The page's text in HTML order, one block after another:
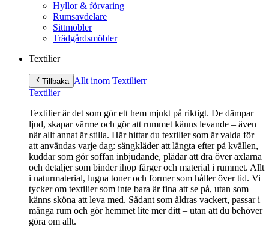
Hyllor & förvaring
Rumsavdelare
Sittmöbler
Trädgårdsmöbler
Textilier
Tillbaka Allt inom Textilierr
Textilier
Textilier är det som gör ett hem mjukt på riktigt. De dämpar
ljud, skapar värme och gör att rummet känns levande – även
när allt annat är stilla. Här hittar du textilier som är valda för
att användas varje dag: sängkläder att längta efter på kvällen,
kuddar som gör soffan inbjudande, plädar att dra över axlarna
och detaljer som binder ihop färger och material i rummet. Allt
i naturmaterial, lugna toner och former som håller över tid. Vi
tycker om textilier som inte bara är fina att se på, utan som
känns sköna att leva med. Sådant som åldras vackert, passar i
många rum och gör hemmet lite mer ditt – utan att du behöver
göra om allt.